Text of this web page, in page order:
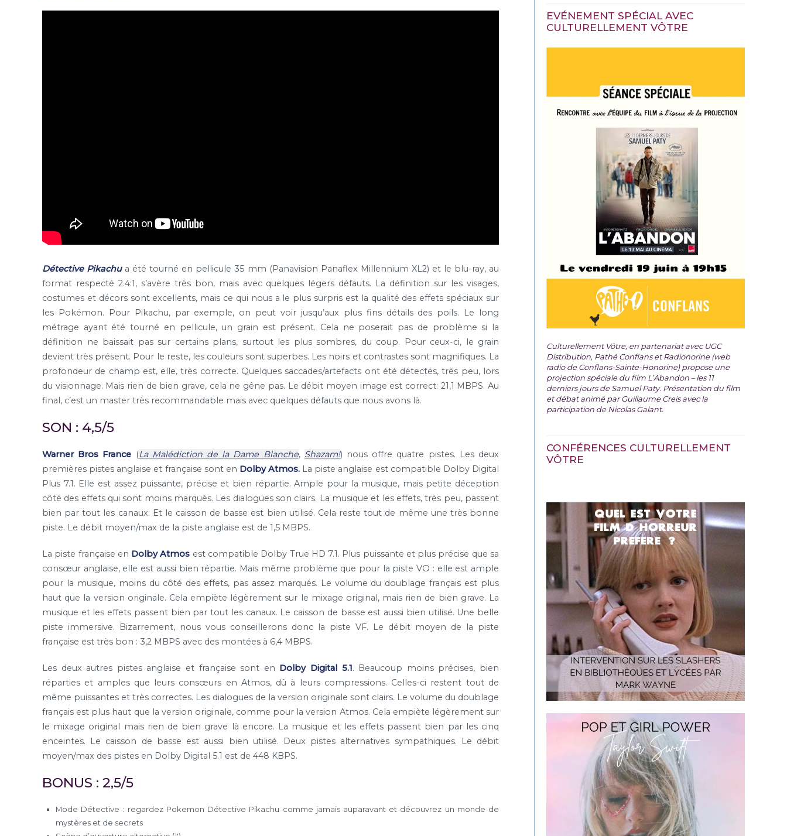
Détective Pikachua été tourné en pellicule 35 mm (Panavision Panaflex Millennium XL2) et le blu-ray, au
format respecté 2.4:1, s’avère très bon, mais avec quelques légers défauts. La définition sur les visages,
costumes et décors sont excellents, mais ce qui nous a le plus surpris est la qualité des effets spéciaux sur
les Pokémon. Pour Pikachu, par exemple, on peut voir jusqu’aux plus fins détails des poils. Le long
métrage ayant été tourné en pellicule, un grain est présent. Cela ne poserait pas de problème si la
définition ne baissait pas sur certains plans, surtout les plus sombres, du coup. Pour ceux-ci, le grain
devient très présent. Pour le reste, les couleurs sont superbes. Les noirs et contrastes sont magnifiques. La
profondeur de champ est, elle, très correcte. Quelques saccades/artefacts ont été détectés, très peu, lors
du visionnage. Mais rien de bien grave, cela ne gêne pas. Le débit moyen image est correct: 21,1 MBPS. Au
final, c’est un master très recommandable mais avec quelques défauts que nous avons là.
SON : 4,5/5
Warner Bros France (La Malédiction de la Dame Blanche, Shazam!) nous offre quatre pistes. Les deux
premières pistes anglaise et française sont en Dolby Atmos. La piste anglaise est compatible Dolby Digital
Plus 7.1. Elle est assez puissante, précise et bien répartie. Ample pour la musique, mais petite déception
côté des effets qui sont moins marqués. Les dialogues son clairs. La musique et les effets, très peu, passent
bien par tout les canaux. Et le caisson de basse est bien utilisé. Cela reste tout de même une très bonne
piste. Le débit moyen/max de la piste anglaise est de 1,5 MBPS.
La piste française en Dolby Atmos est compatible Dolby True HD 7.1. Plus puissante et plus précise que sa
consœur anglaise, elle est aussi bien répartie. Mais même problème que pour la piste VO : elle est ample
pour la musique, moins du côté des effets, pas assez marqués. Le volume du doublage français est plus
haut que la version originale. Cela empiète légèrement sur le mixage original, mais rien de bien grave. La
musique et les effets passent bien par tout les canaux. Le caisson de basse est aussi bien utilisé. Une belle
piste immersive. Bizarrement, nous vous conseillerons donc la piste VF. Le débit moyen de la piste
française est très bon : 3,2 MBPS avec des montées à 6,4 MBPS.
Les deux autres pistes anglaise et française sont en Dolby Digital 5.1. Beaucoup moins précises, bien
réparties et amples que leurs consœurs en Atmos, dû à leurs compressions. Celles-ci restent tout de
même puissantes et très correctes. Les dialogues de la version originale sont clairs. Le volume du doublage
français est plus haut que la version originale, comme pour la version Atmos. Cela empiète légèrement sur
le mixage original mais rien de bien grave là encore. La musique et les effets passent bien par les cinq
enceintes. Le caisson de basse est aussi bien utilisé. Deux pistes alternatives sympathiques. Le débit
moyen/max des pistes en Dolby Digital 5.1 est de 448 KBPS.
BONUS : 2,5/5
Mode Détective : regardez Pokemon Détective Pikachu comme jamais auparavant et découvrez un monde de
mystères et de secrets
EVÉNEMENT SPÉCIAL AVEC
CULTURELLEMENT VÔTRE
Culturellement Vôtre, en partenariat avec UGC
Distribution, Pathé Conflans et Radionorine (web
radio de Conflans-Sainte-Honorine) propose une
projection spéciale du film L’Abandon – les 11
derniers jours de Samuel Paty. Présentation du film
et débat animé par Guillaume Creis avec la
participation de Nicolas Galant.
CONFÉRENCES CULTURELLEMENT
VÔTRE